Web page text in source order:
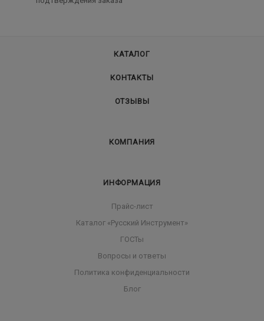
КАТАЛОГ
КОНТАКТЫ
ОТЗЫВЫ
КОМПАНИЯ
ИНФОРМАЦИЯ
Прайс-лист
Каталог «Русский Инструмент»
ГОСТы
Вопросы и ответы
Политика конфиденциальности
Блог